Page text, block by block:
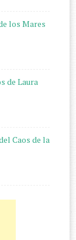
los Mares
de Laura
Caos de la